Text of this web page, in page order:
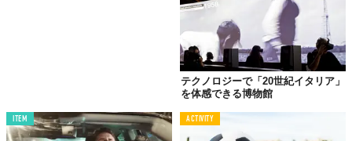
テクノロジーで「20世紀イタリア」
を体感できる博物館
ITEM ACTIVITY